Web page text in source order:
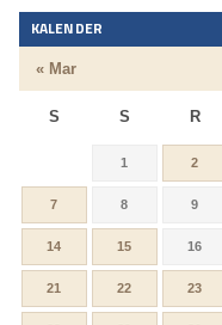
KALENDER
S S R
« Mar
1 2
7 8 9
14 15 16
21 22 23